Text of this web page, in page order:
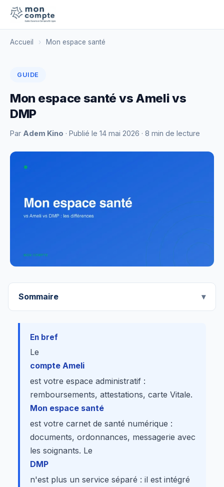
Accueil › Mon espace santé
GUIDE
Mon espace santé vs Ameli vs
DMP
Par Adem Kino · Publié le 14 mai 2026 · 8 min de lecture
Sommaire
En bref
Le
compte Ameli
est votre espace administratif :
remboursements, attestations, carte Vitale.
Mon espace santé
est votre carnet de santé numérique :
documents, ordonnances, messagerie avec
les soignants. Le
DMP
n'est plus un service séparé : il est intégré